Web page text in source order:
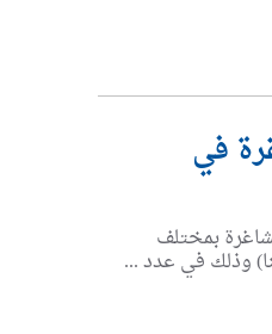
في
بمختلف